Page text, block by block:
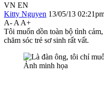
VN EN
Kitty Nguyen 13/05/13
A- A A+
Tôi muốn dồn toàn bộ tình
chăm sóc trẻ sơ sinh rất vất.
Ảnh minh họa